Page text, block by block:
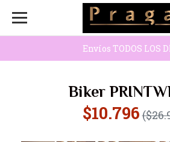
Envíos TODOS LOS
Biker
$10.796